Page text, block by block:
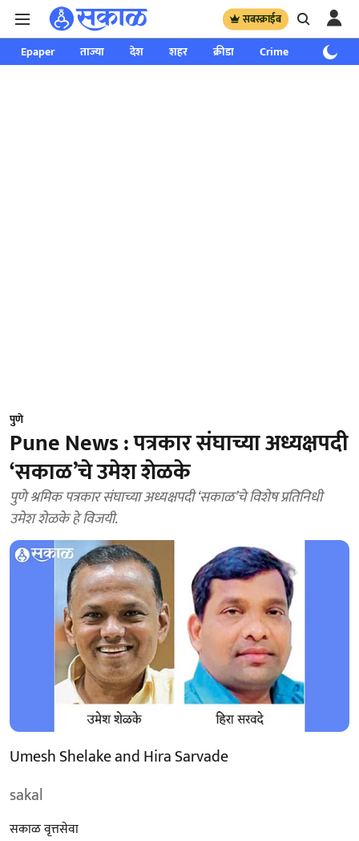
सबस्क्राईब
Epaper ताज्या देश शहर क्रीडा Crime साप्ताहिक
पुणे
Pune News : पत्रकार संघाच्या अध्यक्षपदी
‘सकाळ’चे उमेश शेळके
पुणे श्रमिक पत्रकार संघाच्या अध्यक्षपदी ‘सकाळ’चे विशेष प्रतिनिधी
उमेश शेळके हे विजयी.
Umesh Shelake and Hira Sarvade
sakal
सकाळ वृत्तसेवा